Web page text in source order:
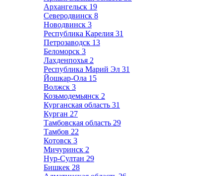
Архангельск 19
Северодвинск 8
Новодвинск 3
Республика Карелия 31
Петрозаводск 13
Беломорск 3
Лахденпохья 2
Республика Марий Эл 31
Йошкар-Ола 15
Волжск 3
Козьмодемьянск 2
Курганская область 31
Курган 27
Тамбовская область 29
Тамбов 22
Котовск 3
Мичуринск 2
Нур-Султан 29
Бишкек 28